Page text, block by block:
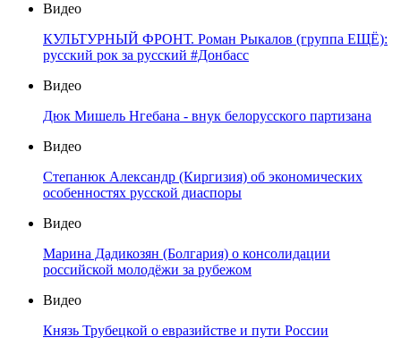
Видео
КУЛЬТУРНЫЙ ФРОНТ. Роман Рыкалов (группа ЕЩЁ):
русский рок за русский #Донбасс
Видео
Дюк Мишель Нгебана - внук белорусского партизана
Видео
Степанюк Александр (Киргизия) об экономических
особенностях русской диаспоры
Видео
Марина Дадикозян (Болгария) о консолидации
российской молодёжи за рубежом
Видео
Князь Трубецкой о евразийстве и пути России